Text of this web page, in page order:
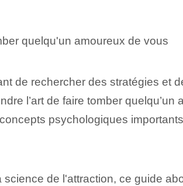
quelqu'un amoureux de vous
de rechercher des stratégies et
l’art de faire tomber
psychologiques
de l'attraction, ce guide